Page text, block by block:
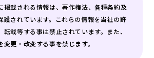
掲載される情報は、著作権法、各種条約及
護されています。これらの情報を当社の許
転載等する事は禁止されています。また、
変更・改変する事を禁じます。